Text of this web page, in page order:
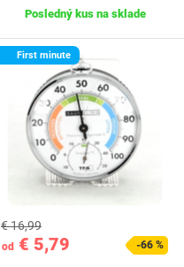
Posledný kus na sklade
First minute
od € 5,79
€ 16,99
-66 %